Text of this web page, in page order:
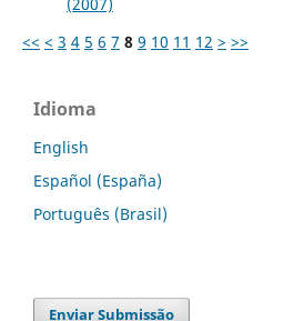
<< < 3 4 5 6 7 8 9 10 11 12 > >>
Idioma
English
Español (España)
Português (Brasil)
Enviar Submissão